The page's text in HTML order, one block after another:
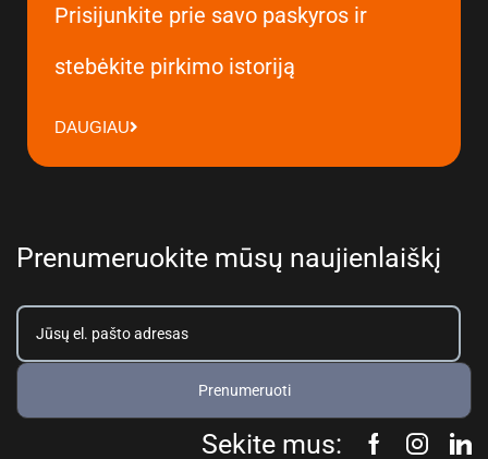
Prisijunkite prie savo paskyros ir
stebėkite pirkimo istoriją
DAUGIAU
Prenumeruokite mūsų naujienlaiškį
Prenumeruoti
Sekite mus: